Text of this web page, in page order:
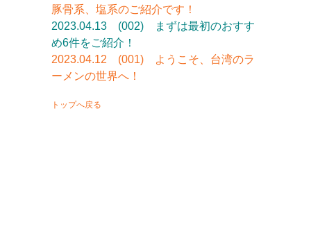
豚骨系、塩系のご紹介です！
2023.04.13 (002) まずは最初のおすす
め6件をご紹介！
2023.04.12 (001) ようこそ、台湾のラ
ーメンの世界へ！
トップへ戻る